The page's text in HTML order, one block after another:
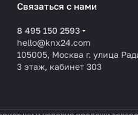
Связаться с нами
8 495 150 2593
hello@knx24.com
105005, Москва г. улица
3 этаж, кабинет 303